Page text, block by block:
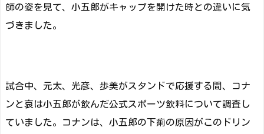
師の姿を見て、小五郎がキャップを開けた時との違いに気
づきました。
試合中、元太、光彦、歩美がスタンドで応援する間、コナ
ンと哀は小五郎が飲んだ公式スポーツ飲料について調査し
ていました。コナンは、小五郎の下痢の原因がこのドリン